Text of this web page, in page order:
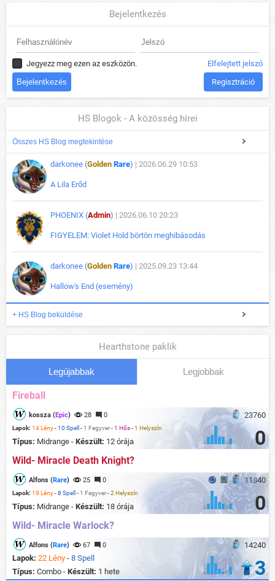
Bejelentkezés
Jegyezz meg ezen az eszközön. Elfelejtett jelszó
Regisztráció
HS Blogok - A közösség hírei
Összes HS Blog megtekintése
darkonee (Golden Rare) | 2026.06.29 10:53
A Lila Erőd
PHOENIX (Admin) | 2026.06.10 20:23
FIGYELEM: Violet Hold börtön meghibásodás
darkonee (Golden Rare) | 2025.09.23 13:44
Hallow's End (esemény)
+ HS Blog beküldése
Hearthstone paklik
Legújabbak Legjobbak
Fireball
23760
kossza (Epic) 28 0
Lapok: 14 Lény-10 Spell - 1 Fegyver-1 Hős-1 Helyszín
Típus: Midrange - Készült: 12 órája 0
Wild- Miracle Death Knight?
11840
Alfons (Rare) 25 0
Lapok: 19 Lény-8 Spell - 1 Fegyver-2 Helyszín
Típus: Midrange - Készült: 18 órája 0
Wild- Miracle Warlock?
14240
Alfons (Rare) 67 0
Lapok: 22 Lény - 8 Spell
Típus: Combo - Készült: 1 hete 3